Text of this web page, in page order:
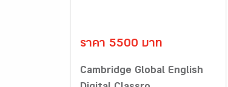
ราคา 5500 บาท
Cambridge Global English